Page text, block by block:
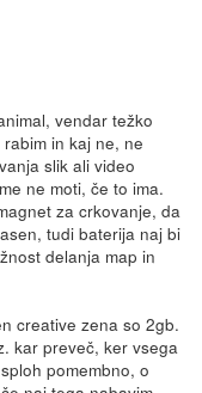
vendar težko
in kaj ne, ne
slik ali video
ne moti, če to ima.
za crkovanje, da
tudi baterija naj bi
delanja map in
creative zena so 2gb.
kar preveč, ker vsega
pomembno, o